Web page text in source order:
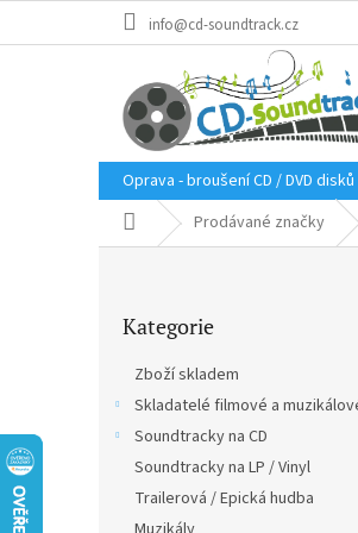
info@cd-soundtrack.cz
Oprava - broušení CD / DVD disků
Domů Prodávané značky
kategorie
Kategorie
Zboží skladem
Skladatelé filmové a
Soundtracky na CD
Soundtracky na LP / Vinyl
Trailerová / Epická hudba